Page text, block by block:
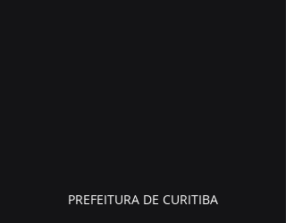
PREFEITURA DE CURITIBA